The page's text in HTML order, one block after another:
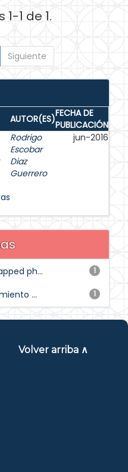
1 de 1.
Siguiente
AUTOR(ES)FECHA DE
PUBLICACIÓN
Rodrigo
Escobar
Diaz
Guerrero
jun-2016
1
ph...
1
...
Volver arriba ∧